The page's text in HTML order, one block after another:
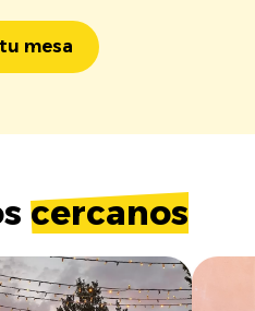
mesa
cercanos